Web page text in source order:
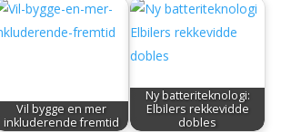
Vil bygge en mer
inkluderende fremtid
Ny batteriteknologi:
Elbilers rekkevidde
dobles